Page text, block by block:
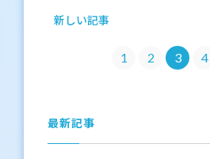
新しい記事
1 2 3 4
最新記事